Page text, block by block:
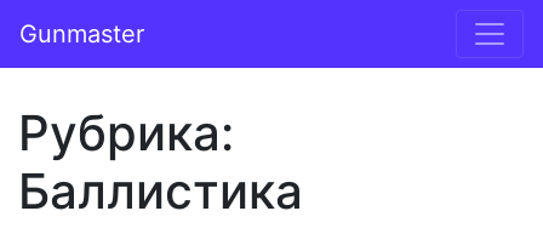
Основная навигация
Gunmaster
Рубрика:
Баллистика